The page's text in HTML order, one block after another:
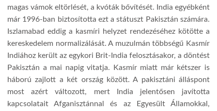
AFRIKA TUDÁSTÁR
LINKTR.EE
magas vámok eltörlését, a kvóták bővítését. India egyébként
már 1996-ban biztosította ezt a státuszt Pakisztán számára.
Iszlamabad eddig a kasmíri helyzet rendezéséhez kötötte a
kereskedelem normalizálását. A muzulmán többségű Kasmír
Indiához került az egykori Brit-India felosztásakor, a döntést
Pakisztán a mai napig vitatja. Kasmír miatt már kétszer is
háború zajlott a két ország között. A pakisztáni álláspont
most azért változott, mert India jelentősen javította
kapcsolatait Afganisztánnal és az Egyesült Államokkal,